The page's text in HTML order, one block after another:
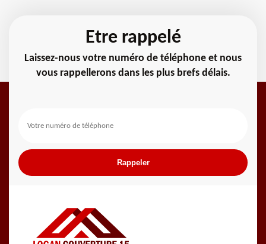
Etre rappelé
Laissez-nous votre numéro de téléphone et nous
vous rappellerons dans les plus brefs délais.